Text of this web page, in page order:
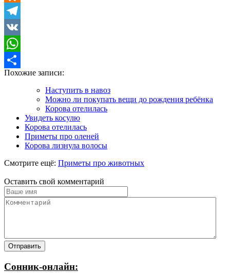
Odnoklassniki
Telegram
VK
WhatsApp
Отправить
Похожие записи:
Наступить в навоз
Можно ли покупать вещи до рождения ребёнка
Корова отелилась
Увидеть косулю
Корова отелилась
Приметы про оленей
Корова лизнула волосы
Смотрите ещё: Приметы про животных
Оставить свой комментарий
Сонник-онлайн: